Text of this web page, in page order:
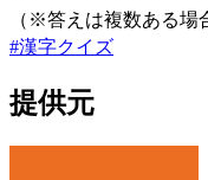
（※答えは複数ある場
#漢字クイズ
提供元